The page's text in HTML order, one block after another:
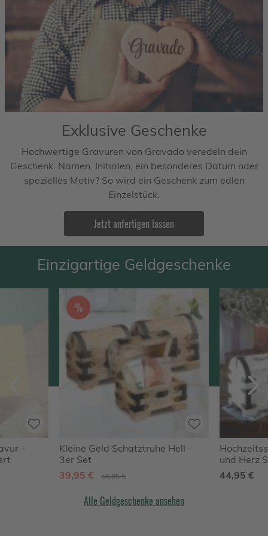
Exklusive Geschenke
Hochwertige Gravuren von Gravado veredeln dein
Geschenk: Namen, Initialen, ein besonderes Datum oder
spezielles Motiv? So wird ein Geschenk zum edlen
Einzelstück.
Jetzt anfertigen lassen
Einzigartige Geldgeschenke
Zurück
-
%
Kleine Geld Schatztruhe Hell -
3er Set
39,95 €
56,85 €
und Herz
zur
44,95 €
Alle Geldgeschenke ansehen